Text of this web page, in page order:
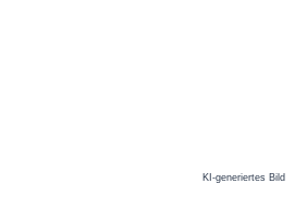
KI-generiertes Bild